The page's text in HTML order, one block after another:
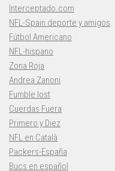
Interceptado.com
NFL-Spain deporte y amigos
Fútbol Americano
NFL-hispano
Zona Roja
Andrea Zanoni
Fumble lost
Cuerdas Fuera
Primero y Diez
NFL en Català
Packers-España
Bucs en español